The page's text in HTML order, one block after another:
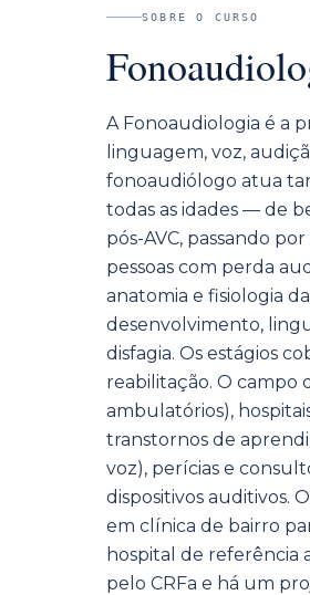
SOBRE O CURSO
A Fonoaudiologia é a
linguagem, voz,
fonoaudiólogo atua
todas as idades — de
pós-AVC, passando
pessoas com perda
anatomia e fisiologia
desenvolvimento,
disfagia. Os estágios
reabilitação. O campo
ambulatórios),
transtornos de
voz), perícias e
dispositivos auditivos.
em clínica de bairro
hospital de referência
pelo CRFa e há um